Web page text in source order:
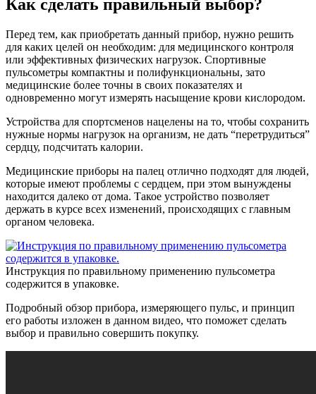
Как сделать правильный выбор?
Перед тем, как приобретать данный прибор, нужно решить
для каких целей он необходим: для медицинского контроля
или эффективных физических нагрузок. Спортивные
пульсометры компактны и полифункциональны, зато
медицинские более точны в своих показателях и
одновременно могут измерять насыщение крови кислородом.
Устройства для спортсменов нацелены на то, чтобы сохранить
нужные нормы нагрузок на организм, не дать “перетрудиться”
сердцу, подсчитать калории.
Медицинские приборы на палец отлично подходят для людей,
которые имеют проблемы с сердцем, при этом вынуждены
находится далеко от дома. Такое устройство позволяет
держать в курсе всех изменений, происходящих с главным
органом человека.
Инструкция по правильному применению пульсометра
содержится в упаковке.
Подробный обзор прибора, измеряющего пульс, и принцип
его работы изложен в данном видео, что поможет сделать
выбор и правильно совершить покупку.